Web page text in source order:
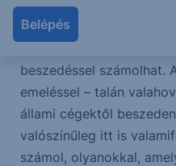
Belépés
előbbi kisebb hiánycél
4,5 százalék
beszedéssel számolhat.
emeléssel – talán
állami cégektől
valószínűleg itt is
számol, olyanokkal,